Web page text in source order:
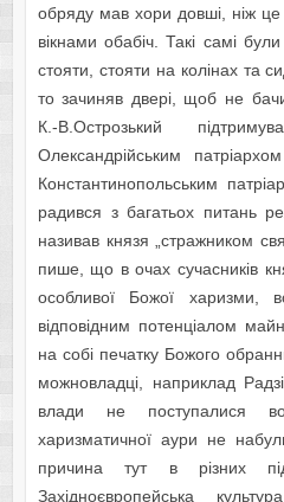
обряду мав хори довші, ніж це
вікнами обабіч. Такі самі
стояти, стояти на колінах та
то зачиняв двері, щоб не
К.-В.Острозький
Олександрійським
Константинопольським
радився з багатьох питань
називав князя „стражником
пише, що в очах сучасників
особливої Божої харизми,
відповідним потенціалом
на собі печатку Божого
можновладці, наприклад
влади не поступалися
харизматичної аури не
причина тут в різних
Західноєвропейська